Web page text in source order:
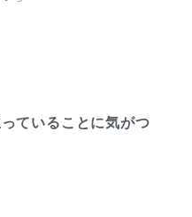
ていることに気がつ